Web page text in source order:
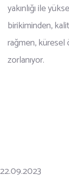
yakınlığı ile
birikiminden,
rağmen, küresel
zorlanıyor.
22.09.2023